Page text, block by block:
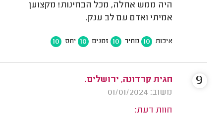
היה ממש אחלה, מכל הבחינות! מקצוען
אמיתי ואדם עם לב ענק.
איכות 10 מחיר 10 זמנים 10 יחס 10
חגית קרדונה, ירושלים.
משוב: 01/01/2024
חוות דעת:
9